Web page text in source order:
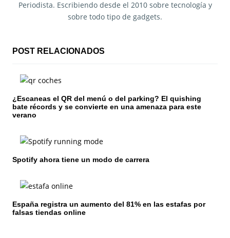
a
i
n
d
e
n
r
Periodista. Escribiendo desde el 2010 sobre tecnología y
sobre todo tipo de gadgets.
POST RELACIONADOS
¿Escaneas el QR del menú o del parking? El quishing
bate récords y se convierte en una amenaza para este
verano
Spotify ahora tiene un modo de carrera
España registra un aumento del 81% en las estafas por
falsas tiendas online